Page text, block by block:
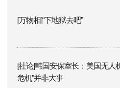
[万物相]“下地狱去吧”
[社论]韩国安保室长：美国无人
危机”并非大事